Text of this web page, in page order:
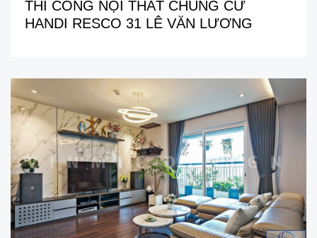
THI CÔNG NỘI THẤT CHUNG CƯ
HANDI RESCO 31 LÊ VĂN LƯƠNG